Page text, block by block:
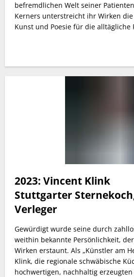
befremdlichen Welt seiner
Kerners unterstreicht ihr Wirken
Kunst und Poesie für die alltägliche
2023: Vincent Klink
Stuttgarter
Verleger
Gewürdigt wurde seine durch
weithin bekannte Persönlichkeit,
Wirken erstaunt. Als „Künstler am
Klink, die regionale schwäbische
hochwertigen, nachhaltig